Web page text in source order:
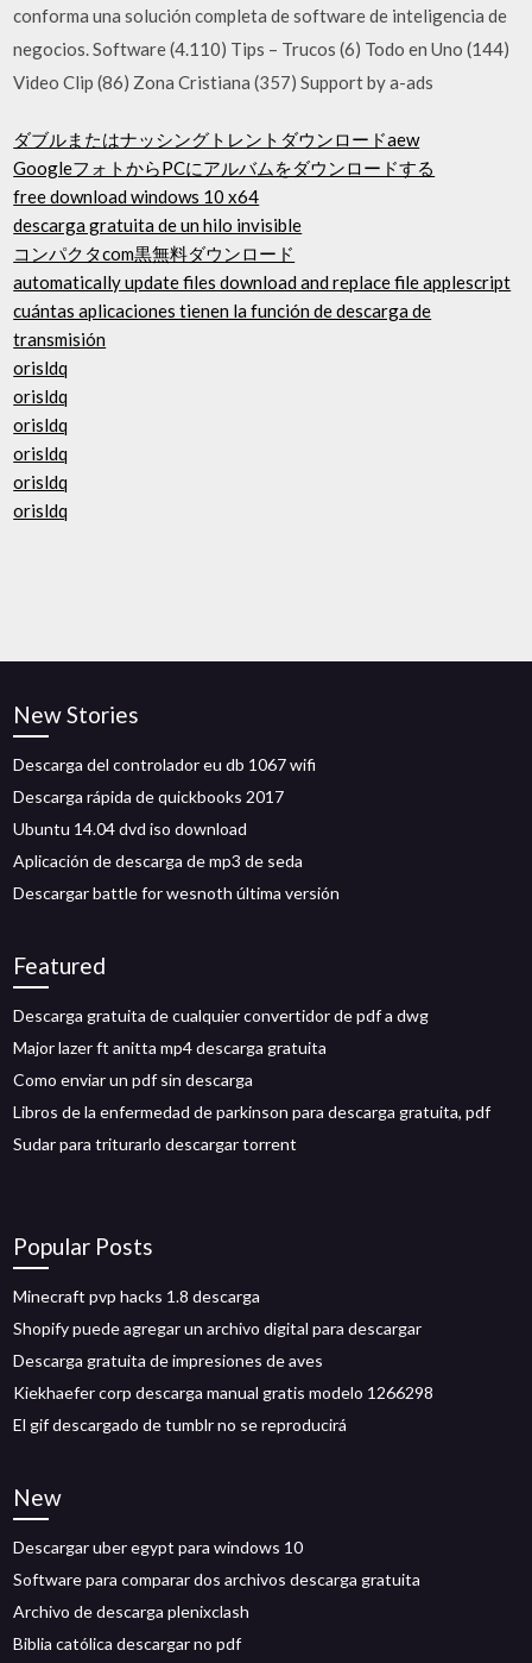
conforma una solución completa de software de inteligencia de
negocios. Software (4.110) Tips – Trucos (6) Todo en Uno (144)
Video Clip (86) Zona Cristiana (357) Support by a-ads
ダブルまたはナッシングトレントダウンロードaew
GoogleフォトからPCにアルバムをダウンロードする
free download windows 10 x64
descarga gratuita de un hilo invisible
コンパクタcom黒無料ダウンロード
automatically update files download and replace file applescript
cuántas aplicaciones tienen la función de descarga de
transmisión
orisldq
orisldq
orisldq
orisldq
orisldq
orisldq
New Stories
Descarga del controlador eu db 1067 wifi
Descarga rápida de quickbooks 2017
Ubuntu 14.04 dvd iso download
Aplicación de descarga de mp3 de seda
Descargar battle for wesnoth última versión
Featured
Descarga gratuita de cualquier convertidor de pdf a dwg
Major lazer ft anitta mp4 descarga gratuita
Como enviar un pdf sin descarga
Libros de la enfermedad de parkinson para descarga gratuita, pdf
Sudar para triturarlo descargar torrent
Popular Posts
Minecraft pvp hacks 1.8 descarga
Shopify puede agregar un archivo digital para descargar
Descarga gratuita de impresiones de aves
Kiekhaefer corp descarga manual gratis modelo 1266298
El gif descargado de tumblr no se reproducirá
New
Descargar uber egypt para windows 10
Software para comparar dos archivos descarga gratuita
Archivo de descarga plenixclash
Biblia católica descargar no pdf